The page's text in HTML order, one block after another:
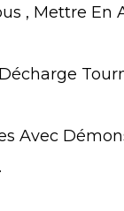
, Mettre
Avec